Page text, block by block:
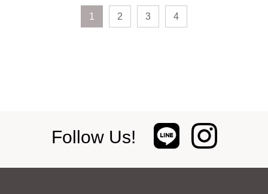
1 2 3 4
Follow Us!